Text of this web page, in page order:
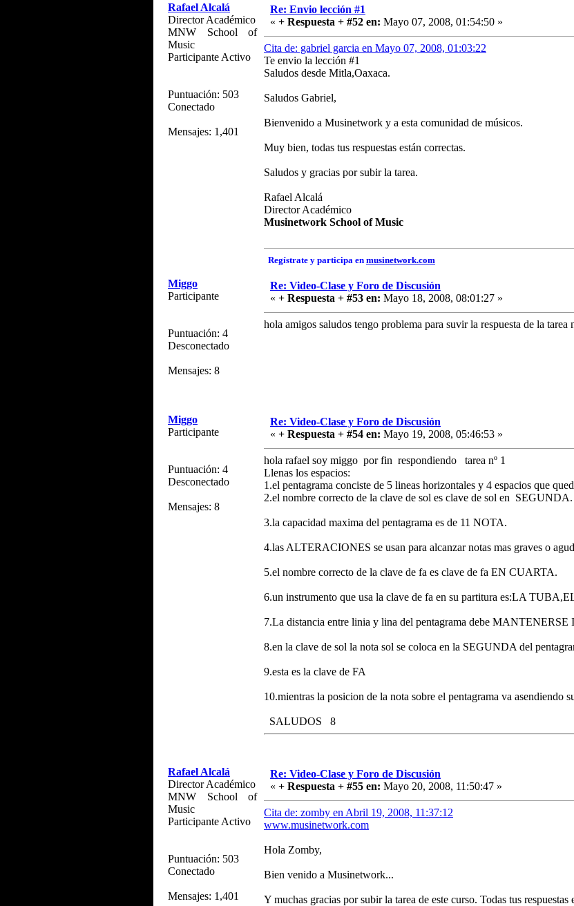
Rafael Alcalá
Director Académico
MNW School of
Music
Participante Activo
Puntuación: 503
Conectado
Mensajes: 1,401
Re: Envio lección #1
« + Respuesta + #52 en: Mayo 07, 2008, 01:54:50 »
Cita de: gabriel garcia en Mayo 07, 2008, 01:03:22
Te envio la lección #1
Saludos desde Mitla,Oaxaca.
Saludos Gabriel,
Bienvenido a Musinetwork y a esta comunidad de músicos.
Muy bien, todas tus respuestas están correctas.
Saludos y gracias por subir la tarea.
Rafael Alcalá
Director Académico
Musinetwork School of Music
Regístrate y participa en musinetwork.com
Miggo
Participante
Puntuación: 4
Desconectado
Mensajes: 8
Re: Video-Clase y Foro de Discusión
« + Respuesta + #53 en: Mayo 18, 2008, 08:01:27 »
hola amigos saludos tengo problema para suvir la respuesta de la tarea
Miggo
Participante
Puntuación: 4
Desconectado
Mensajes: 8
Re: Video-Clase y Foro de Discusión
« + Respuesta + #54 en: Mayo 19, 2008, 05:46:53 »
hola rafael soy miggo por fin respondiendo tarea nº 1
Llenas los espacios:
1.el pentagrama conciste de 5 lineas horizontales y 4 espacios que
2.el nombre correcto de la clave de sol es clave de sol en SEGUNDA.
3.la capacidad maxima del pentagrama es de 11 NOTA.
4.las ALTERACIONES se usan para alcanzar notas mas graves o
5.el nombre correcto de la clave de fa es clave de fa EN CUARTA.
6.un instrumento que usa la clave de fa en su partitura es:LA
7.La distancia entre linia y lina del pentagrama debe
8.en la clave de sol la nota sol se coloca en la SEGUNDA del
9.esta es la clave de FA
10.mientras la posicion de la nota sobre el pentagrama va asendiendo
SALUDOS 8
Rafael Alcalá
Director Académico
MNW School of
Music
Participante Activo
Puntuación: 503
Conectado
Mensajes: 1,401
Re: Video-Clase y Foro de Discusión
« + Respuesta + #55 en: Mayo 20, 2008, 11:50:47 »
Cita de: zomby en Abril 19, 2008, 11:37:12
www.musinetwork.com
Hola Zomby,
Bien venido a Musinetwork...
Y muchas gracias por subir la tarea de este curso. Todas tus respuestas